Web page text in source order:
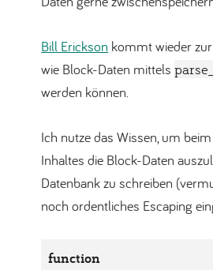
Bill Erickson kommt wieder
wie Block-Daten mittels
werden können.
Ich nutze das Wissen, um
Inhaltes die Block-Daten
Datenbank zu schreiben
noch ordentliches Escaping
function